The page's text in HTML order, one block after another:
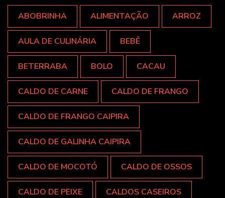
ABOBRINHA ALIMENTAÇÃO ARROZ
AULA DE CULINÁRIA BEBÊ
BETERRABA BOLO CACAU
CALDO DE CARNE CALDO DE FRANGO
CALDO DE FRANGO CAIPIRA
CALDO DE GALINHA CAIPIRA
CALDO DE MOCOTÓ CALDO DE OSSOS
CALDO DE PEIXE CALDOS CASEIROS